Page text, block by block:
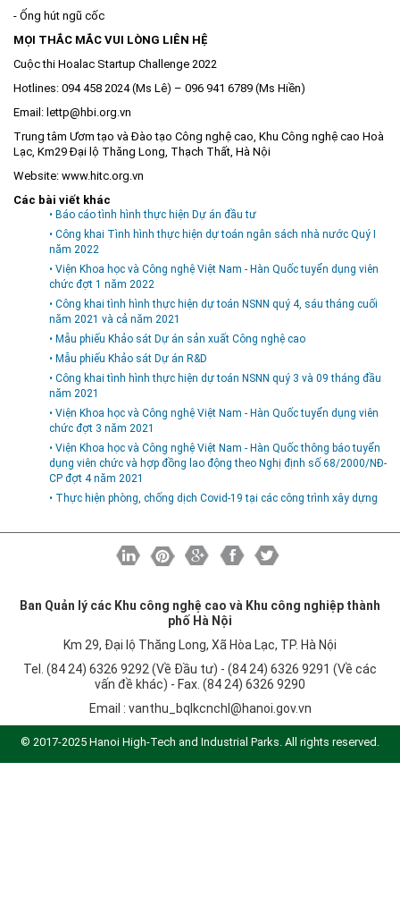
- Ống hút ngũ cốc
MỌI THẮC MẮC VUI LÒNG LIÊN HỆ
Cuộc thi Hoalac Startup Challenge 2022
Hotlines: 094 458 2024 (Ms Lê) – 096 941 6789 (Ms Hiền)
Email: lettp@hbi.org.vn
Trung tâm Ươm tạo và Đào tạo Công nghệ cao, Khu Công nghệ cao Hoà
Lạc, Km29 Đại lộ Thăng Long, Thạch Thất, Hà Nội
Website: www.hitc.org.vn
Các bài viết khác
• Báo cáo tình hình thực hiện Dự án đầu tư
• Công khai Tình hình thực hiện dự toán ngân sách nhà nước Quý I
năm 2022
• Viện Khoa học và Công nghệ Việt Nam - Hàn Quốc tuyển dụng viên
chức đợt 1 năm 2022
• Công khai tình hình thực hiện dự toán NSNN quý 4, sáu tháng cuối
năm 2021 và cả năm 2021
• Mẫu phiếu Khảo sát Dự án sản xuất Công nghệ cao
• Mẫu phiếu Khảo sát Dự án R&D
• Công khai tình hình thực hiện dự toán NSNN quý 3 và 09 tháng đầu
năm 2021
• Viện Khoa học và Công nghệ Việt Nam - Hàn Quốc tuyển dụng viên
chức đợt 3 năm 2021
• Viện Khoa học và Công nghệ Việt Nam - Hàn Quốc thông báo tuyển
dụng viên chức và hợp đồng lao động theo Nghị định số 68/2000/NĐ-
CP đợt 4 năm 2021
• Thực hiện phòng, chống dịch Covid-19 tại các công trình xây dựng
Ban Quản lý các Khu công nghệ cao và Khu công nghiệp thành
phố Hà Nội
Km 29, Đại lộ Thăng Long, Xã Hòa Lạc, TP. Hà Nội
Tel. (84 24) 6326 9292 (Về Đầu tư) - (84 24) 6326 9291 (Về các
vấn đề khác) - Fax. (84 24) 6326 9290
Email : vanthu_bqlkcnchl@hanoi.gov.vn
© 2017-2025 Hanoi High-Tech and Industrial Parks. All rights reserved.